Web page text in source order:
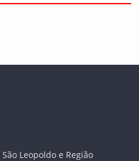
Leopoldo e Região